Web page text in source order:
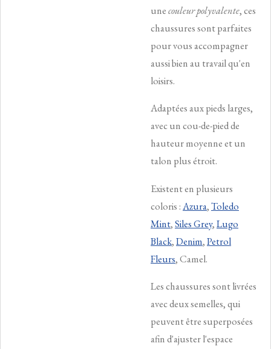
unecouleur polyvalente, ces
chaussures sont parfaites
pour vous accompagner
aussi bien au travail qu'en
loisirs.
Adaptées aux pieds larges,
avec un cou-de-pied de
hauteur moyenne et un
talon plus étroit.
Existent en plusieurs
coloris :Azura,Toledo
Mint,Siles Grey,Lugo
Black,Denim,Petrol
Fleurs, Camel.
Les chaussures sont livrées
avec deux semelles, qui
peuvent être superposées
afin d'ajuster l'espace